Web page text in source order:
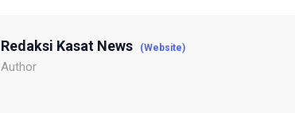
Redaksi Kasat News (Website)
Author